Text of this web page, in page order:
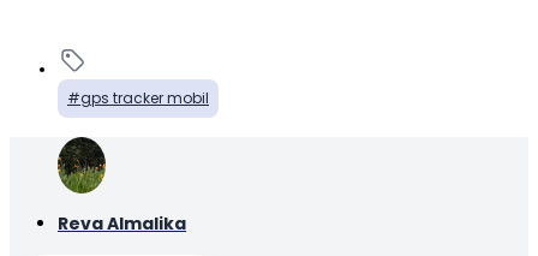
gps tracker mobil
Reva Almalika